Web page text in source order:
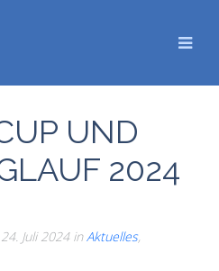
UND
2024
24. Juli 2024inAktuelles,